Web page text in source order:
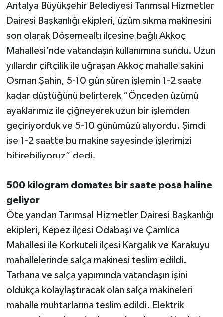
Antalya Büyükşehir Belediyesi Tarımsal Hizmetler
Dairesi Başkanlığı ekipleri, üzüm sıkma makinesini
son olarak Döşemealtı ilçesine bağlı Akkoç
Mahallesi'nde vatandaşın kullanımına sundu. Uzun
yıllardır çiftçilik ile uğraşan Akkoç mahalle sakini
Osman Şahin, 5-10 gün süren işlemin 1-2 saate
kadar düştüğünü belirterek “Önceden üzümü
ayaklarımız ile çiğneyerek uzun bir işlemden
geçiriyorduk ve 5-10 günümüzü alıyordu. Şimdi
ise 1-2 saatte bu makine sayesinde işlerimizi
bitirebiliyoruz” dedi.
500 kilogram domates bir saate posa haline
geliyor
Öte yandan Tarımsal Hizmetler Dairesi Başkanlığı
ekipleri, Kepez ilçesi Odabaşı ve Çamlıca
Mahallesi ile Korkuteli ilçesi Kargalık ve Karakuyu
mahallelerinde salça makinesi teslim edildi.
Tarhana ve salça yapımında vatandaşın işini
oldukça kolaylaştıracak olan salça makineleri
mahalle muhtarlarına teslim edildi. Elektrik